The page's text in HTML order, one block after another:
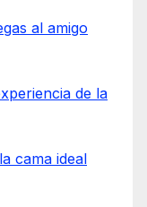
al amigo
de la
cama ideal